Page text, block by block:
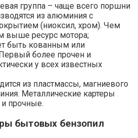
группа – чаще всего поршни
из алюминия с
(ниоксил, хром). Чем
выше ресурс мотора;
быть кованным или
более прочен и
у всех известных
из пластмассы, магниевого
Металлические картеры
прочные.
бытовых бензопил